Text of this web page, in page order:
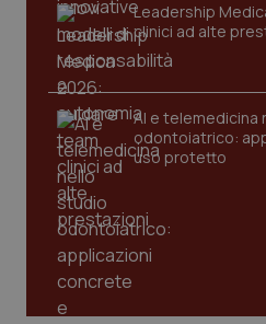
Leadership
clinici ad alte
AI e telemedicina
odontoiatrico:
uso protetto
CookieScriptConsent